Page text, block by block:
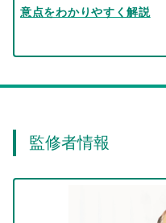
意点をわかりやすく解説
監修者情報